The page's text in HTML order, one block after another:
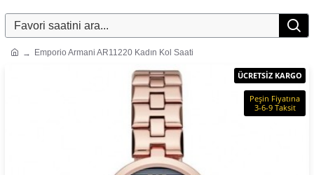
Emporio Armani AR11220 Kadın Kol Saati
ÜCRETSİZ KARGO
Peşin Fiyatına
3-6-9 Taksit